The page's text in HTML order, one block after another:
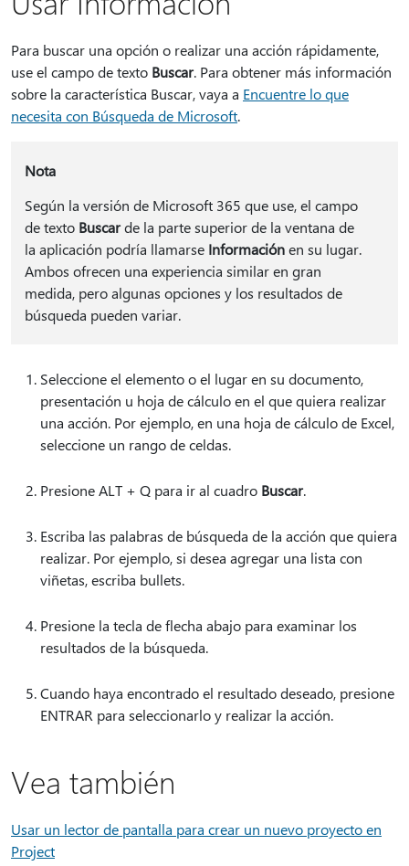
Para buscar una opción o realizar una acción rápidamente,
use el campo de texto Buscar. Para obtener más información
sobre la característica Buscar, vaya a Encuentre lo que
necesita con Búsqueda de Microsoft.
Nota
Según la versión de Microsoft 365 que use, el campo
de texto Buscarde la parte superior de la ventana de
la aplicación podría llamarse Informaciónen su lugar.
Ambos ofrecen una experiencia similar en gran
medida, pero algunas opciones y los resultados de
búsqueda pueden variar.
Seleccione el elemento o el lugar en su documento,
presentación u hoja de cálculo en el que quiera realizar
una acción. Por ejemplo, en una hoja de cálculo de Excel,
seleccione un rango de celdas.
Presione ALT + Q para ir al cuadro Buscar.
Escriba las palabras de búsqueda de la acción que quiera
realizar. Por ejemplo, si desea agregar una lista con
viñetas, escriba bullets.
Presione la tecla de flecha abajo para examinar los
resultados de la búsqueda.
Cuando haya encontrado el resultado deseado, presione
ENTRAR para seleccionarlo y realizar la acción.
Vea también
Usar un lector de pantalla para crear un nuevo proyecto en
Project